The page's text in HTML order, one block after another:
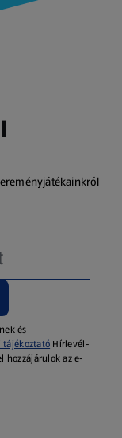
és
tájékoztató Hírlevél-
hozzájárulok az e-